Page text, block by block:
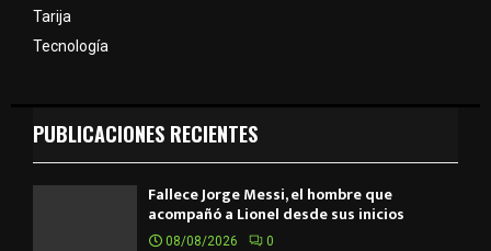
Tarija
Tecnología
PUBLICACIONES RECIENTES
Fallece Jorge Messi, el hombre que
acompañó a Lionel desde sus inicios
08/08/2026 0